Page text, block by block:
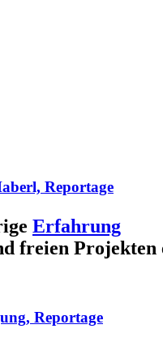
Reportage
Erfahrung
freien Projekten
Reportage